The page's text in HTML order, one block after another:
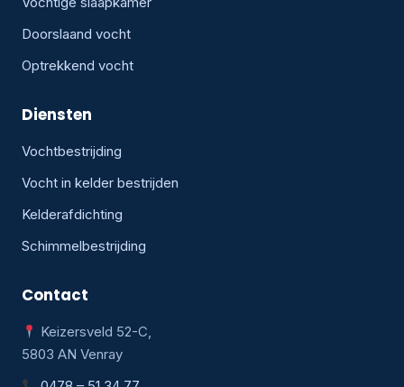
Doorslaand vocht
Optrekkend vocht
Diensten
Vochtbestrijding
Vocht in kelder bestrijden
Kelderafdichting
Schimmelbestrijding
Contact
Keizersveld 52-C,
5803 AN Venray